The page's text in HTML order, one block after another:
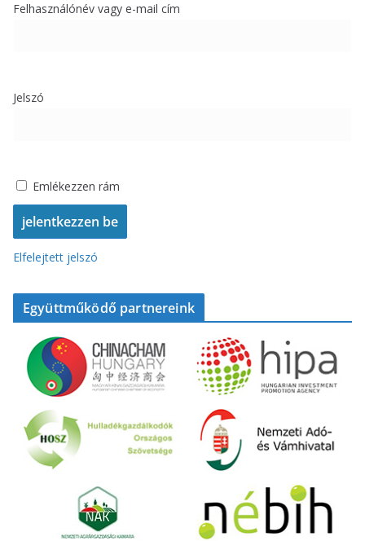
Felhasználónév vagy e-mail cím
Jelszó
Emlékezzen rám
Elfelejtett jelszó
Együttműködő partnereink